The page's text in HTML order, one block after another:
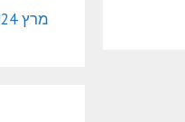
מרץ 2024